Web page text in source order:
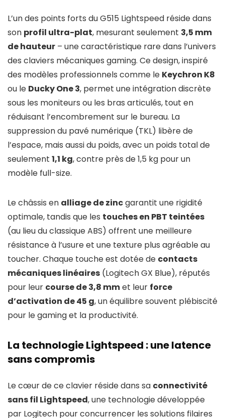
L’un des points forts du G515 Lightspeed réside dans
son profil ultra-plat, mesurant seulement 3,5 mm
de hauteur – une caractéristique rare dans l’univers
des claviers mécaniques gaming. Ce design, inspiré
des modèles professionnels comme le Keychron K8
ou le Ducky One 3, permet une intégration discrète
sous les moniteurs ou les bras articulés, tout en
réduisant l’encombrement sur le bureau. La
suppression du pavé numérique (TKL) libère de
l’espace, mais aussi du poids, avec un poids total de
seulement 1,1 kg, contre près de 1,5 kg pour un
modèle full-size.
Le châssis en alliage de zincgarantit une rigidité
optimale, tandis que les touches en PBT teintées
(au lieu du classique ABS) offrent une meilleure
résistance à l’usure et une texture plus agréable au
toucher. Chaque touche est dotée de contacts
mécaniques linéaires (Logitech GX Blue), réputés
pour leur course de 3,8 mmet leur force
d’activation de 45 g, un équilibre souvent plébiscité
pour le gaming et la productivité.
La technologie Lightspeed : une latence
sans compromis
Le cœur de ce clavier réside dans sa connectivité
sans fil Lightspeed, une technologie développée
par Logitech pour concurrencer les solutions filaires